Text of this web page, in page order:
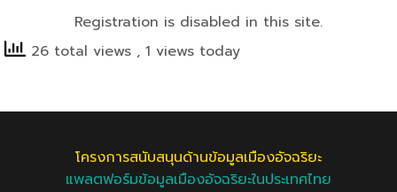
Registration is disabled in this site.
26 total views , 1 views today
โครงการสนับสนุนด้านข้อมูลเมืองอัจฉริยะ
แพลตฟอร์มข้อมูลเมืองอัจฉริยะในประเทศไทย